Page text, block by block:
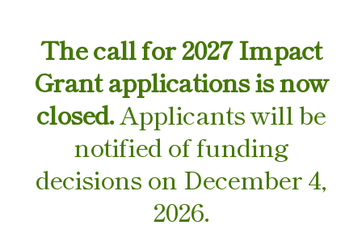
The call for 2027 Impact
Grant applications is now
closed.Applicants will be
notified of funding
decisions on December 4,
2026.